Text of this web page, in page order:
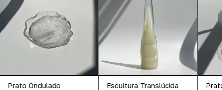
Prato Ondulado Escultura Translúcida